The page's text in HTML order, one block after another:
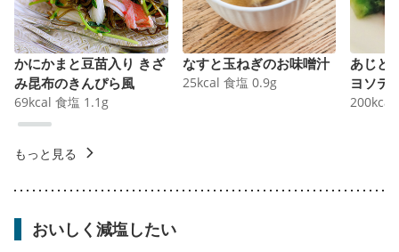
かにかまと豆苗入り きざ
み昆布のきんぴら風
69kcal 食塩 1.1 g
なすと玉ねぎのお味噌汁
25kcal 食塩 0.9g
あじと
ヨソテ
200kcal
もっと見る
おいしく減塩したい